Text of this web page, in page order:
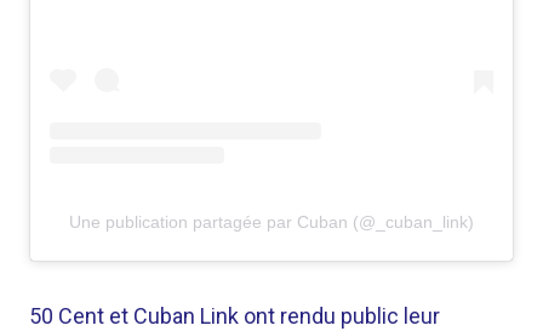
Une publication partagée par Cuban (@_cuban_link)
50 Cent et Cuban Link ont ​​rendu public leur